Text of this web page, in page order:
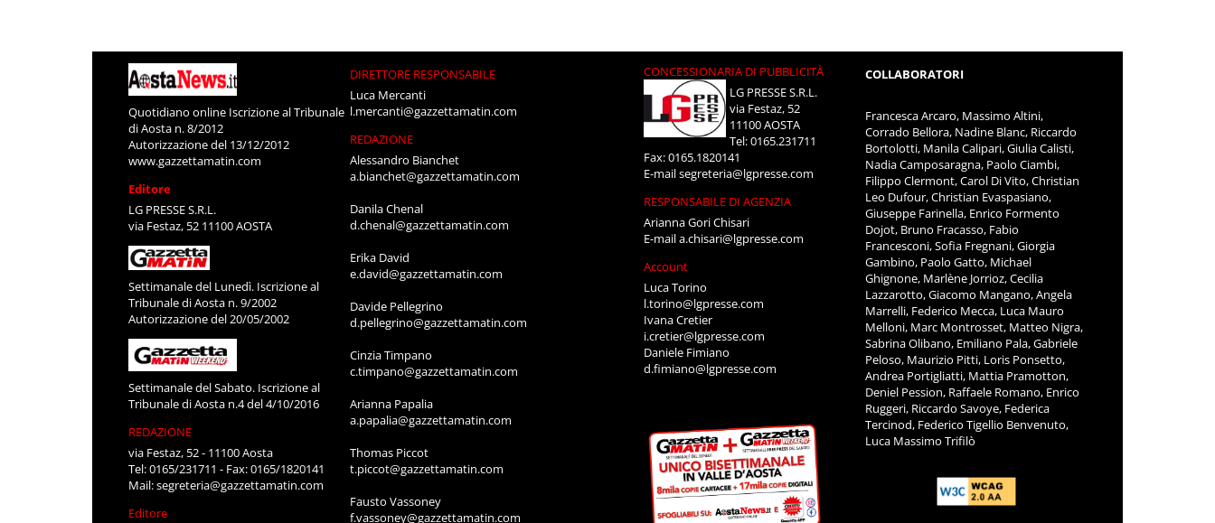
Quotidiano online Iscrizione al Tribunale
di Aosta n. 8/2012
Autorizzazione del 13/12/2012
www.gazzettamatin.com
Editore
LG PRESSE S.R.L.
via Festaz, 52 11100 AOSTA
Settimanale del Lunedì. Iscrizione al
Tribunale di Aosta n. 9/2002
Autorizzazione del 20/05/2002
Settimanale del Sabato. Iscrizione al
Tribunale di Aosta n.4 del 4/10/2016
REDAZIONE
via Festaz, 52 - 11100 Aosta
Tel: 0165/231711 - Fax: 0165/1820141
Mail:segreteria@gazzettamatin.com
Editore
DIRETTORE RESPONSABILE
Luca Mercanti
l.mercanti@gazzettamatin.com
REDAZIONE
Alessandro Bianchet
a.bianchet@gazzettamatin.com
Danila Chenal
d.chenal@gazzettamatin.com
Erika David
e.david@gazzettamatin.com
Davide Pellegrino
d.pellegrino@gazzettamatin.com
Cinzia Timpano
c.timpano@gazzettamatin.com
Arianna Papalia
a.papalia@gazzettamatin.com
Thomas Piccot
t.piccot@gazzettamatin.com
Fausto Vassoney
f.vassoney@gazzettamatin.com
CONCESSIONARIA DI PUBBLICITÀ
LG PRESSE S.R.L.
via Festaz, 52
11100 AOSTA
Tel: 0165.231711
Fax: 0165.1820141
E-mailsegreteria@lgpresse.com
RESPONSABILE DI AGENZIA
Arianna Gori Chisari
E-maila.chisari@lgpresse.com
Account
Luca Torino
l.torino@lgpresse.com
Ivana Cretier
i.cretier@lgpresse.com
Daniele Fimiano
d.fimiano@lgpresse.com
COLLABORATORI
Francesca Arcaro, Massimo Altini,
Corrado Bellora, Nadine Blanc, Riccardo
Bortolotti, Manila Calipari, Giulia Calisti,
Nadia Camposaragna, Paolo Ciambi,
Filippo Clermont, Carol Di Vito, Christian
Leo Dufour, Christian Evaspasiano,
Giuseppe Farinella, Enrico Formento
Dojot, Bruno Fracasso, Fabio
Francesconi, Sofia Fregnani, Giorgia
Gambino, Paolo Gatto, Michael
Ghignone, Marlène Jorrioz, Cecilia
Lazzarotto, Giacomo Mangano, Angela
Marrelli, Federico Mecca, Luca Mauro
Melloni, Marc Montrosset, Matteo Nigra,
Sabrina Olibano, Emiliano Pala, Gabriele
Peloso, Maurizio Pitti, Loris Ponsetto,
Andrea Portigliatti, Mattia Pramotton,
Deniel Pession, Raffaele Romano, Enrico
Ruggeri, Riccardo Savoye, Federica
Tercinod, Federico Tigellio Benvenuto,
Luca Massimo Trifilò